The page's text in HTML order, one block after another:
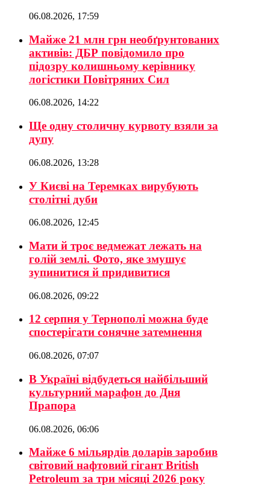
06.08.2026, 17:59
Майже 21 млн грн необґрунтованих
активів: ДБР повідомило про
підозру колишньому керівнику
логістики Повітряних Сил
06.08.2026, 14:22
Ще одну столичну курвоту взяли за
дупу
06.08.2026, 13:28
У Києві на Теремках вирубують
столітні дуби
06.08.2026, 12:45
Мати й троє ведмежат лежать на
голій землі. Фото, яке змушує
зупинитися й придивитися
06.08.2026, 09:22
12 серпня у Тернополі можна буде
спостерігати сонячне затемнення
06.08.2026, 07:07
В Україні відбудеться найбільший
культурний марафон до Дня
Прапора
06.08.2026, 06:06
Майже 6 мільярдів доларів заробив
світовий нафтовий гігант British
Petroleum за три місяці 2026 року